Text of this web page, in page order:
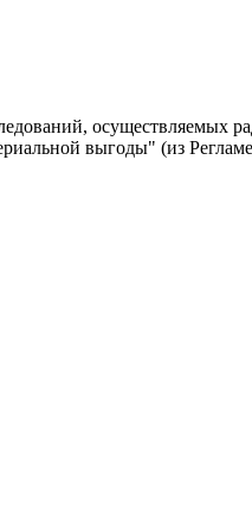
выгоды" (из